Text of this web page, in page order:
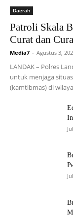
Daerah
Patroli Skala
Curat dan
Media7 - Agustus 3,
LANDAK – Polres
untuk menjaga
(kamtibmas) di